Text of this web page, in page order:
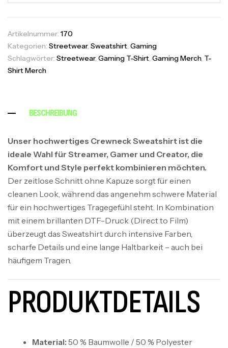
Artikelnummer: 170
Kategorien: Streetwear, Sweatshirt, Gaming
Schlagwörter: Streetwear, Gaming T-Shirt, Gaming Merch, T-
Shirt Merch
BESCHREIBUNG
Unser hochwertiges Crewneck Sweatshirt ist die
ideale Wahl für Streamer, Gamer und Creator, die
Komfort und Style perfekt kombinieren möchten.
Der zeitlose Schnitt ohne Kapuze sorgt für einen
cleanen Look, während das angenehm schwere Material
für ein hochwertiges Tragegefühl steht. In Kombination
mit einem brillanten DTF-Druck (Direct to Film)
überzeugt das Sweatshirt durch intensive Farben,
scharfe Details und eine lange Haltbarkeit – auch bei
häufigem Tragen.
PRODUKTDETAILS
Material: 50 % Baumwolle / 50 % Polyester